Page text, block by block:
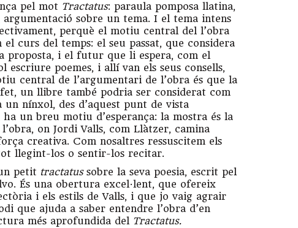
pel mot Tractatus: paraula pomposa llatina,
sobre un tema. I el tema intens
perquè el motiu central del l’obra
curs del temps: el seu passat, que considera
proposta, i el futur que li espera, com el
escriure poemes, i allí van els seus consells,
central de l’argumentari de l’obra és que la
un llibre també podria ser considerat com
un nínxol, des d’aquest punt de vista
un breu motiu d’esperança: la mostra és la
on Jordi Valls, com Llàtzer, camina
creativa. Com nosaltres ressuscitem els
llegint-los o sentir-los recitar.
petit tractatussobre la seva poesia, escrit pel
És una obertura excel·lent, que ofereix
i els estils de Valls, i que jo vaig agrair
que ajuda a saber entendre l’obra d’en
més aprofundida del Tractatus.